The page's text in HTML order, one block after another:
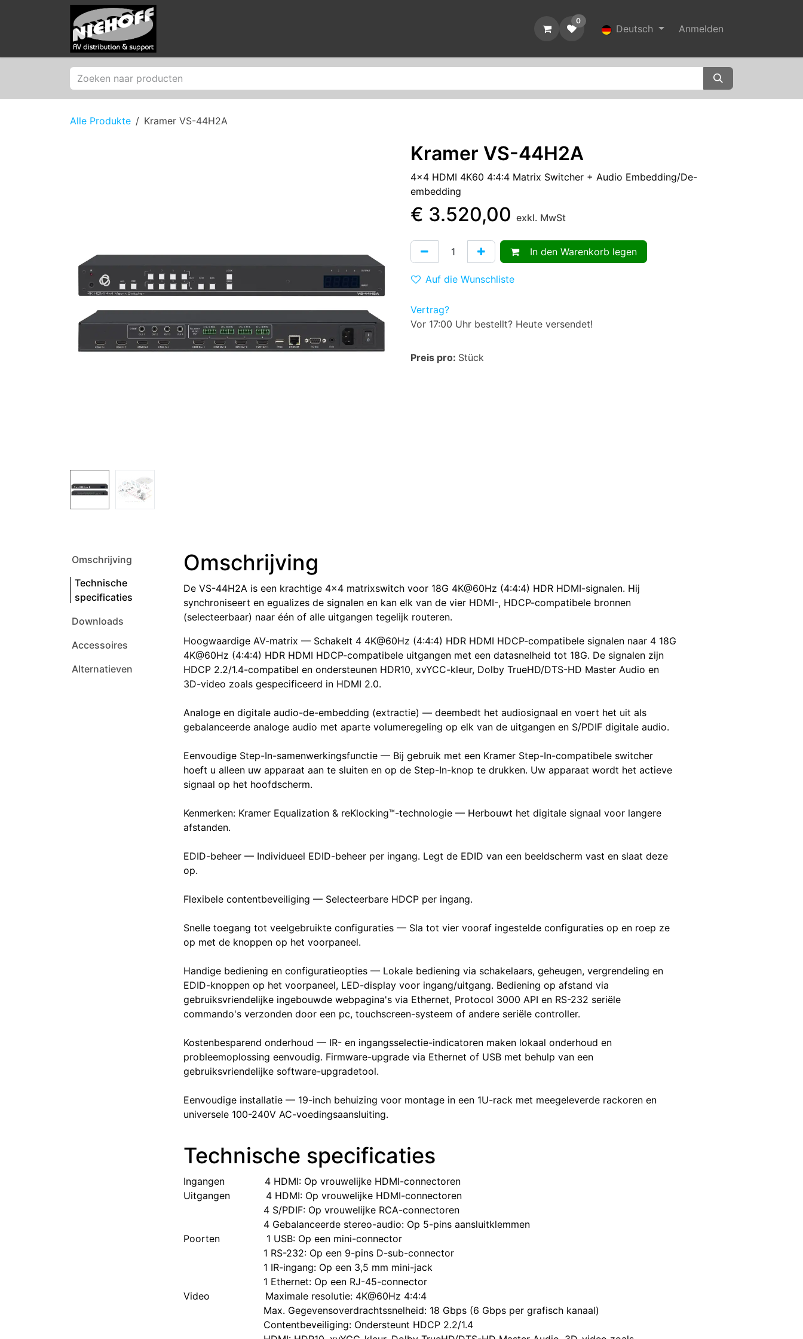
Zum Inhalt springen
0
Deutsch Anmelden
Alle Produkte Kramer VS-44H2A
Kramer VS-44H2A
4x4 HDMI 4K60 4:4:4 Matrix Switcher + Audio Embedding/De-
embedding
€ 3.520,00 exkl. MwSt
In den Warenkorb legen
Auf die Wunschliste
Vertrag?
Vor 17:00 Uhr bestellt? Heute versendet!
Preis pro: Stück
Omschrijving
Technische
specificaties
Downloads
Accessoires
Alternatieven
Omschrijving
De VS-44H2A is een krachtige 4x4 matrixswitch voor 18G 4K@60Hz (4:4:4) HDR HDMI-signalen. Hij
synchroniseert en egualizes de signalen en kan elk van de vier HDMI-, HDCP-compatibele bronnen
(selecteerbaar) naar één of alle uitgangen tegelijk routeren.
Hoogwaardige AV-matrix — Schakelt 4 4K@60Hz (4:4:4) HDR HDMI HDCP-compatibele signalen naar 4 18G
4K@60Hz (4:4:4) HDR HDMI HDCP-compatibele uitgangen met een datasnelheid tot 18G. De signalen zijn
HDCP 2.2/1.4-compatibel en ondersteunen HDR10, xvYCC-kleur, Dolby TrueHD/DTS-HD Master Audio en
3D-video zoals gespecificeerd in HDMI 2.0.
Analoge en digitale audio-de-embedding (extractie) — deembedt het audiosignaal en voert het uit als
gebalanceerde analoge audio met aparte volumeregeling op elk van de uitgangen en S/PDIF digitale audio.
Eenvoudige Step-In-samenwerkingsfunctie — Bij gebruik met een Kramer Step-In-compatibele switcher
hoeft u alleen uw apparaat aan te sluiten en op de Step-In-knop te drukken. Uw apparaat wordt het actieve
signaal op het hoofdscherm.
Kenmerken: Kramer Equalization & reKlocking™-technologie — Herbouwt het digitale signaal voor langere
afstanden.
EDID-beheer — Individueel EDID-beheer per ingang. Legt de EDID van een beeldscherm vast en slaat deze
op.
Flexibele contentbeveiliging — Selecteerbare HDCP per ingang.
Snelle toegang tot veelgebruikte configuraties — Sla tot vier vooraf ingestelde configuraties op en roep ze
op met de knoppen op het voorpaneel.
Handige bediening en configuratieopties — Lokale bediening via schakelaars, geheugen, vergrendeling en
EDID-knoppen op het voorpaneel, LED-display voor ingang/uitgang. Bediening op afstand via
gebruiksvriendelijke ingebouwde webpagina's via Ethernet, Protocol 3000 API en RS-232 seriële
commando's verzonden door een pc, touchscreen-systeem of andere seriële controller.
Kostenbesparend onderhoud — IR- en ingangsselectie-indicatoren maken lokaal onderhoud en
probleemoplossing eenvoudig. Firmware-upgrade via Ethernet of USB met behulp van een
gebruiksvriendelijke software-upgradetool.
Eenvoudige installatie — 19-inch behuizing voor montage in een 1U-rack met meegeleverde rackoren en
universele 100-240V AC-voedingsaansluiting.
Technische specificaties
Ingangen
​4 HDMI: Op vrouwelijke HDMI-connectoren
Uitgangen
​4 HDMI: Op vrouwelijke HDMI-connectoren
​4 S/PDIF: Op vrouwelijke RCA-connectoren
​4 Gebalanceerde stereo-audio: Op 5-pins aansluitklemmen
Poorten
​1 USB: Op een mini-connector
​1 RS-232: Op een 9-pins D-sub-connector
​1 IR-ingang: Op een 3,5 mm mini-jack
​1 Ethernet: Op een RJ-45-connector
Video
​Maximale resolutie: 4K@60Hz 4:4:4
​Max. Gegevensoverdrachtssnelheid: 18 Gbps (6 Gbps per grafisch kanaal)
​Contentbeveiliging: Ondersteunt HDCP 2.2/1.4